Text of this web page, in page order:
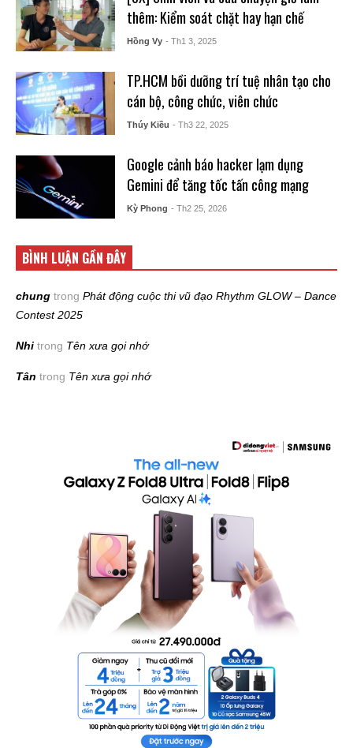
thêm: Kiểm soát chặt hay hạn chế
Hồng Vy - Th1 3, 2025
TP.HCM bồi dưỡng trí tuệ nhân tạo cho
cán bộ, công chức, viên chức
Thúy Kiều - Th3 22, 2025
Google cảnh báo hacker lạm dụng
Gemini để tăng tốc tấn công mạng
Kỳ Phong - Th2 25, 2026
BÌNH LUẬN GẦN ĐÂY
chung trong Phát động cuộc thi vũ đạo Rhythm GLOW – Dance
Contest 2025
Nhi trong Tên xưa gọi nhớ
Tân trong Tên xưa gọi nhớ